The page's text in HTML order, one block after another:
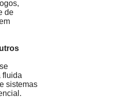
de
fluida
sistemas